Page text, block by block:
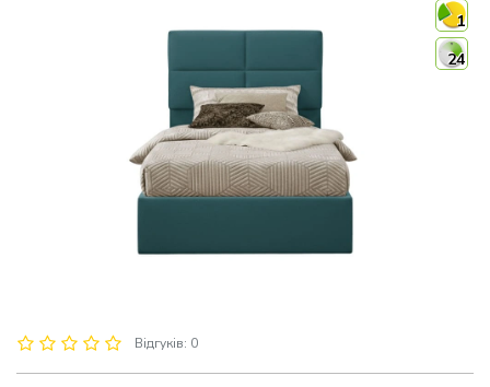
1
24
Відгуків: 0